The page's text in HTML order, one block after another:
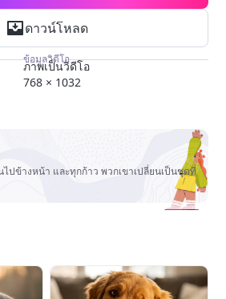
ดาวน์โหลด
ข้อมูลวิดีโอ
ภาพเป็นวิดีโอ
768 × 1032
ปข้างหน้า และทุกก้าว พวกเขาเปลี่ยนเป็นชุดที่